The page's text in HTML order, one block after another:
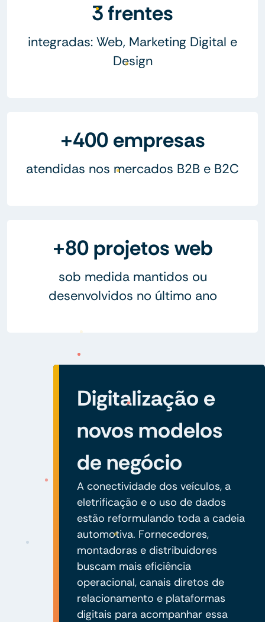
3 frentes
integradas: Web, Marketing Digital e
Design
+400 empresas
atendidas nos mercados B2B e B2C
+80 projetos web
sob medida mantidos ou
desenvolvidos no último ano
Digitalização e
novos modelos
de negócio
A conectividade dos veículos, a
eletrificação e o uso de dados
estão reformulando toda a cadeia
automotiva. Fornecedores,
montadoras e distribuidores
buscam mais eficiência
operacional, canais diretos de
relacionamento e plataformas
digitais para acompanhar essa